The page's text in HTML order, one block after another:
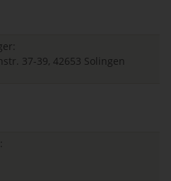
37-39, 42653 Solingen